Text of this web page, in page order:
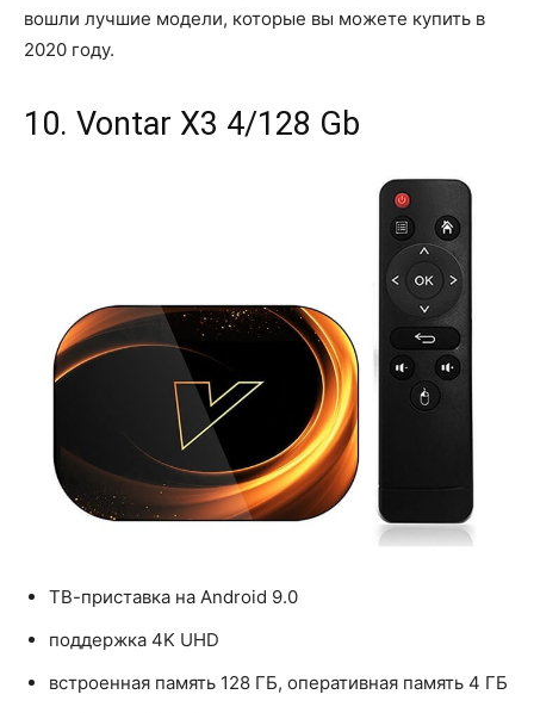
вошли лучшие модели, которые вы можете купить в
2020 году.
10. Vontar X3 4/128 Gb
ТВ-приставка на Android 9.0
поддержка 4K UHD
встроенная память 128 ГБ, оперативная память 4 ГБ